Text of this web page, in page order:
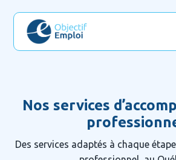
Nos services
Des services adaptés à chaque